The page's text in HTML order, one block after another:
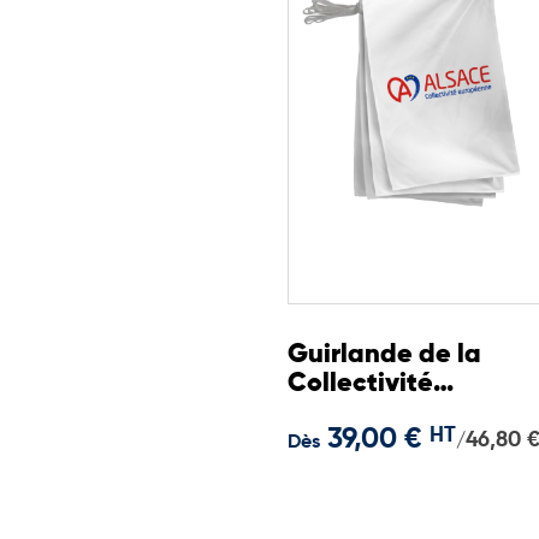
Guirlande de la
Collectivité
Dès 39,00 € HT /46,80 €